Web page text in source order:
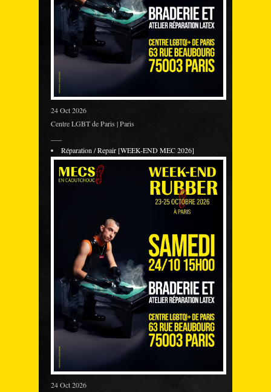
24 Oct 2026
Centre LGBT de Paris | Paris
Réparation / Repair [WEEK-END MEC 2026]
24 Oct 2026